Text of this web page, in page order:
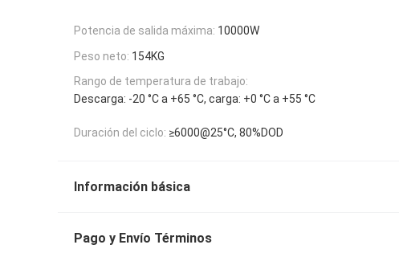
Potencia de salida máxima: 10000W
Peso neto: 154KG
Rango de temperatura de trabajo:
Descarga: -20 °C a +65 °C, carga: +0 °C a +55 °C
Duración del ciclo: ≥6000@25°C, 80%DOD
Información básica
Pago y Envío Términos